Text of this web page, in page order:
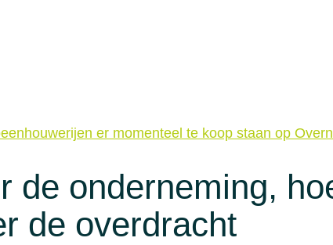
er momenteel te koop staan op
de onderneming,
de overdracht